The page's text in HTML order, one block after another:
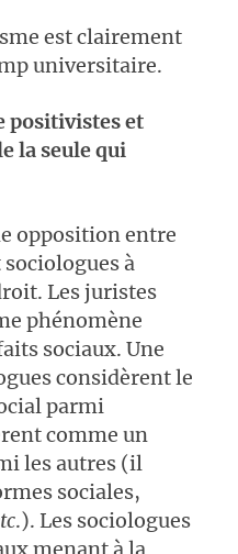
est clairement
universitaire.
positivistes et
la seule qui
opposition entre
à
Les juristes
phénomène
sociaux. Une
considèrent le
parmi
comme un
les autres (il
sociales,
.). Les sociologues